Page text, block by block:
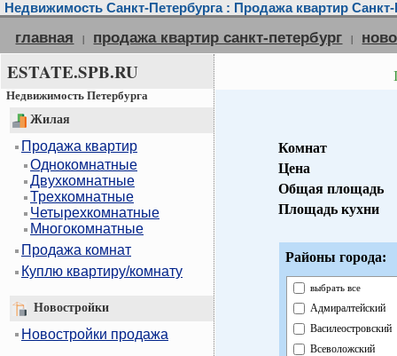
Недвижимость Санкт-Петербурга : Продажа квартир Санкт-
главная | продажа квартир санкт-петербург |
ESTATE.SPB.RU
Недвижимость Петербурга
Жилая
Продажа квартир
Однокомнатные
Двухкомнатные
Трехкомнатные
Четырехкомнатные
Многокомнатные
Продажа комнат
Куплю квартиру/комнату
Новостройки
Новостройки продажа
Комнат
Цена
Общая площадь
Площадь кухни
Районы города:
выбрать все
Адмиралтейский
Василеостровский
Всеволожский